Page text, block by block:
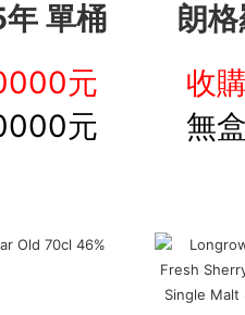
單桶
朗
元
元
收
無